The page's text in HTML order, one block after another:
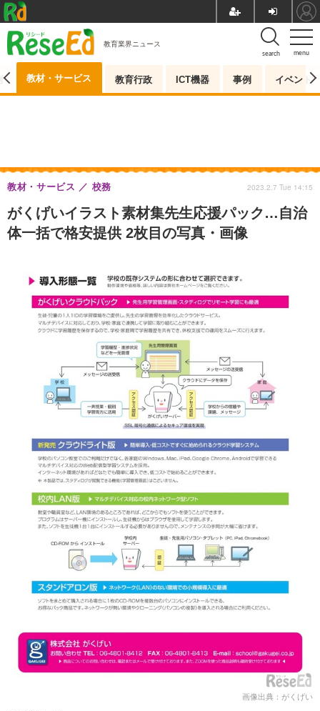
menu
search
教育業界ニュース
教材・サービス 教育行政 ICT機器 事例 イベント
がくげいイラスト素材集先生応援パック…自治
体一括で格安提供 2枚目の写真・画像
教材・サービス 校務 2023.2.7 Tue 14:15
画像出典：がくげい